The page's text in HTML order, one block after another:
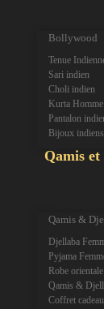
Bollywood
Tenue
Sari indien
Choli indien
Kurta Homme
Pantalon
Bijoux indiens
Qamis
Qamis &
Djellaba
Pyjama
Robe
Qamis &
Coffret